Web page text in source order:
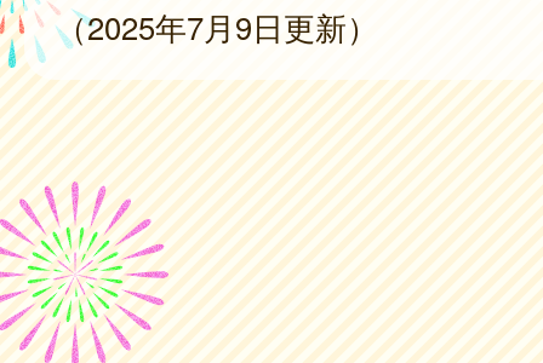
（2025年7月9日更新）